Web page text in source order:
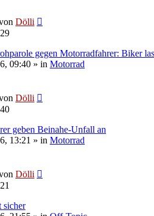
Dölli
gegen Motorradfahrer: Biker
09:40 » in Motorrad
Dölli
geben Beinahe-Unfall an
13:21 » in Motorrad
Dölli
sicher